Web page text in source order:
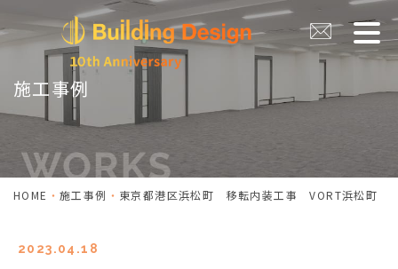
施工事例
HOME 施工事例 東京都港区浜松町 移転内装工事 VORT浜松町
2023.04.18